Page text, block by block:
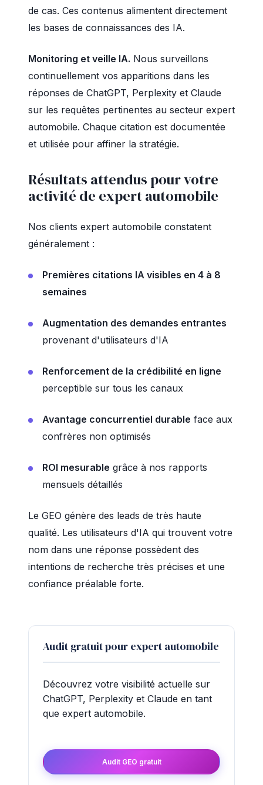
de cas. Ces contenus alimentent directement
les bases de connaissances des IA.
Monitoring et veille IA. Nous surveillons
continuellement vos apparitions dans les
réponses de ChatGPT, Perplexity et Claude
sur les requêtes pertinentes au secteur expert
automobile. Chaque citation est documentée
et utilisée pour affiner la stratégie.
Résultats attendus pour votre
activité de expert automobile
Nos clients expert automobile constatent
généralement :
Premières citations IA visibles en 4 à 8
semaines
Augmentation des demandes entrantes
provenant d'utilisateurs d'IA
Renforcement de la crédibilité en ligne
perceptible sur tous les canaux
Avantage concurrentiel durable face aux
confrères non optimisés
ROI mesurable grâce à nos rapports
mensuels détaillés
Le GEO génère des leads de très haute
qualité. Les utilisateurs d'IA qui trouvent votre
nom dans une réponse possèdent des
intentions de recherche très précises et une
confiance préalable forte.
Audit gratuit pour expert automobile
Découvrez votre visibilité actuelle sur
ChatGPT, Perplexity et Claude en tant
que expert automobile.
Audit GEO gratuit